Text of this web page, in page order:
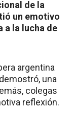
de la
un emotivo
a la lucha de
argentina
una
colegas
reflexión.